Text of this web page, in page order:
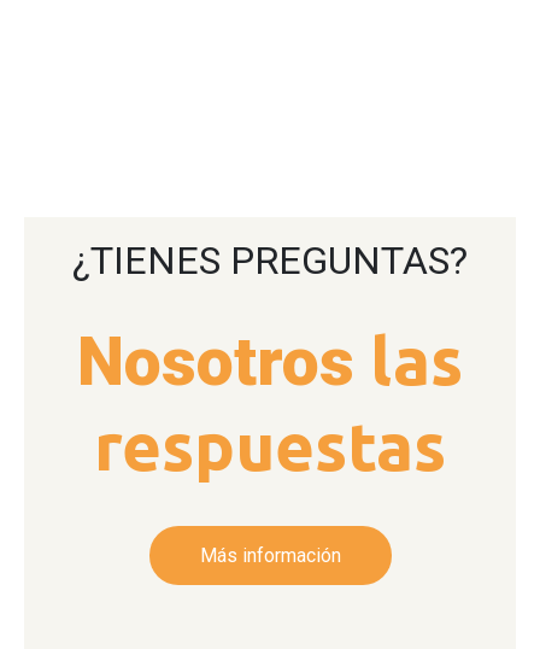
¿TIENES PREGUNTAS?
Nosotros las
respuestas
Más información